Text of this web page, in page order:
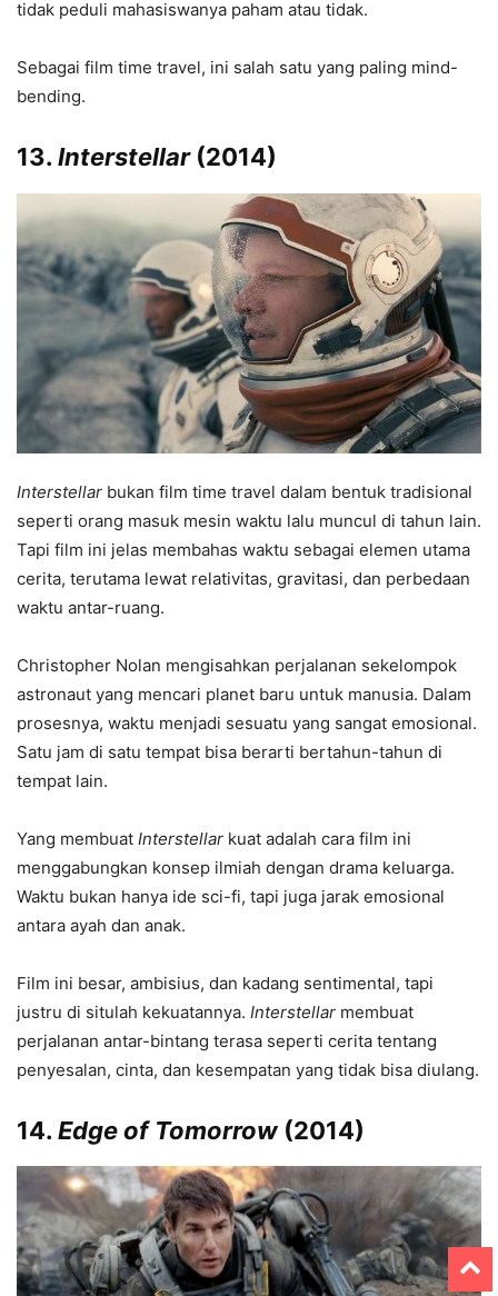
tidak peduli mahasiswanya paham atau tidak.
Sebagai film time travel, ini salah satu yang paling mind-
bending.
13. Interstellar(2014)
Interstellar bukan film time travel dalam bentuk tradisional
seperti orang masuk mesin waktu lalu muncul di tahun lain.
Tapi film ini jelas membahas waktu sebagai elemen utama
cerita, terutama lewat relativitas, gravitasi, dan perbedaan
waktu antar-ruang.
Christopher Nolan mengisahkan perjalanan sekelompok
astronaut yang mencari planet baru untuk manusia. Dalam
prosesnya, waktu menjadi sesuatu yang sangat emosional.
Satu jam di satu tempat bisa berarti bertahun-tahun di
tempat lain.
Yang membuat Interstellar kuat adalah cara film ini
menggabungkan konsep ilmiah dengan drama keluarga.
Waktu bukan hanya ide sci-fi, tapi juga jarak emosional
antara ayah dan anak.
Film ini besar, ambisius, dan kadang sentimental, tapi
justru di situlah kekuatannya. Interstellar membuat
perjalanan antar-bintang terasa seperti cerita tentang
penyesalan, cinta, dan kesempatan yang tidak bisa diulang.
14. Edge of Tomorrow (2014)